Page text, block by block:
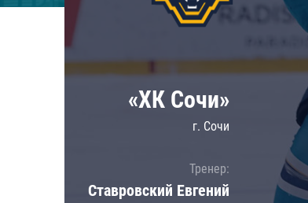
Локомотив
ЦСКА
Шанхайские Драконы
«ХК Сочи»
г. Сочи
Тренер:
Ставровский Евгений